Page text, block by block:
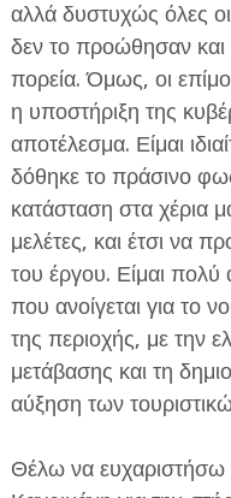
αλλά δυστυχώς όλες
δεν το προώθησαν
πορεία. Όμως, οι
η υποστήριξη της
αποτέλεσμα. Είμαι
δόθηκε το πράσινο
κατάσταση στα χέρια
μελέτες, και έτσι να
του έργου. Είμαι πολύ
που ανοίγεται για το
της περιοχής, με την
μετάβασης και τη
αύξηση των
Θέλω να ευχαριστήσω